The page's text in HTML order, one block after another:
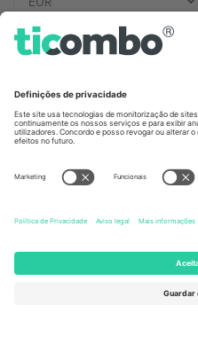
Germany
Unter den Linden 24, 10117
Berlin, Germany
131 Continental Dr, Suite 305,